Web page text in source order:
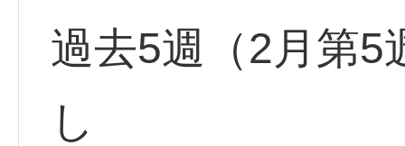
過去5週（2月第5
し